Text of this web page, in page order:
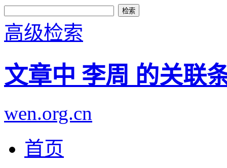
高级检索
文章中 李周 的关联
wen.org.cn
首页